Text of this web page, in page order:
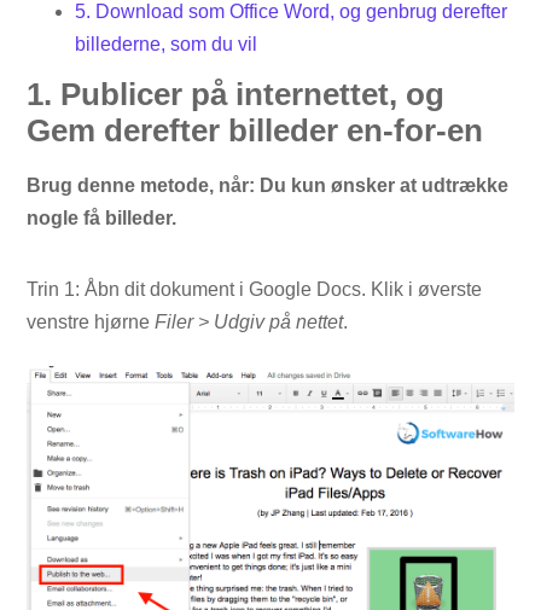
5. Download som Office Word, og genbrug derefter
billederne, som du vil
1. Publicer på internettet, og
Gem derefter billeder en-for-en
Brug denne metode, når: Du kun ønsker at udtrække
nogle få billeder.
Trin 1: Åbn dit dokument i Google Docs. Klik i øverste
venstre hjørneFiler > Udgiv på nettet.